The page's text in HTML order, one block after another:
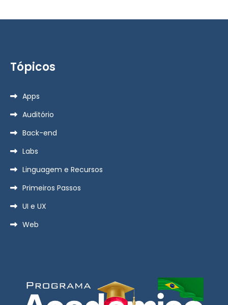
Tópicos
Apps
Auditório
Back-end
Labs
Linguagem e Recursos
Primeiros Passos
UI e UX
Web